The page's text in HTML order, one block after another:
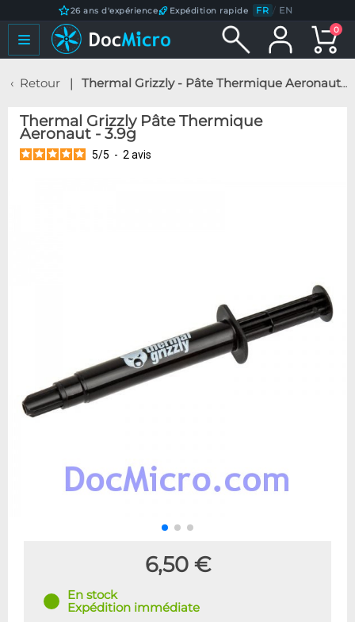
26 ans d'expérience Expédition rapide FR / EN
0
Retour Thermal Grizzly - Pâte Thermique Aeronaut - 3.9g
Thermal Grizzly Pâte Thermique
Aeronaut - 3.9g
5/5 - 2 avis
6,50 €
En stock
Expédition immédiate